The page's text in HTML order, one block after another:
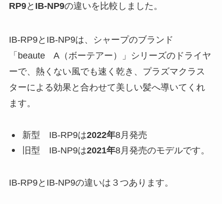
RP9と IB-NP9の違いを比較しました。
IB-RP9とIB-NP9は、シャープのブランド
「beaute A（ボーテアー）」シリーズのドライヤ
ーで、熱くない風でも速く乾き、プラズマクラス
ターによる効果と合わせて美しい髪へ導いてくれ
ます。
新型 IB-RP9は2022年8月発売
旧型 IB-NP9は2021年8月発売のモデルです。
IB-RP9とIB-NP9の違いは３つあります。